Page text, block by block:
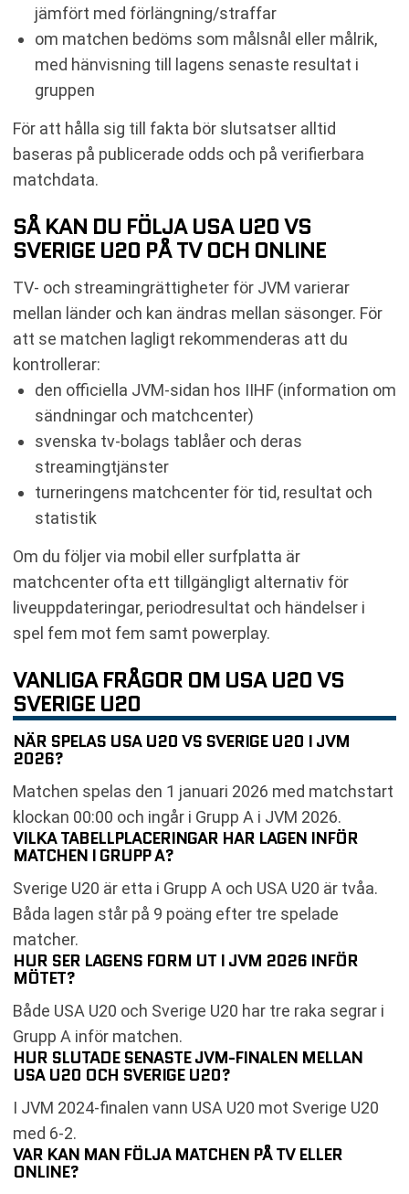
jämfört med förlängning/straffar
om matchen bedöms som målsnål eller målrik,
med hänvisning till lagens senaste resultat i
gruppen
För att hålla sig till fakta bör slutsatser alltid
baseras på publicerade odds och på verifierbara
matchdata.
SÅ KAN DU FÖLJA USA U20 VS
SVERIGE U20 PÅ TV OCH ONLINE
TV- och streamingrättigheter för JVM varierar
mellan länder och kan ändras mellan säsonger. För
att se matchen lagligt rekommenderas att du
kontrollerar:
den officiella JVM-sidan hos IIHF (information om
sändningar och matchcenter)
svenska tv-bolags tablåer och deras
streamingtjänster
turneringens matchcenter för tid, resultat och
statistik
Om du följer via mobil eller surfplatta är
matchcenter ofta ett tillgängligt alternativ för
liveuppdateringar, periodresultat och händelser i
spel fem mot fem samt powerplay.
VANLIGA FRÅGOR OM USA U20 VS
SVERIGE U20
NÄR SPELAS USA U20 VS SVERIGE U20 I JVM
2026?
Matchen spelas den 1 januari 2026 med matchstart
klockan 00:00 och ingår i Grupp A i JVM 2026.
VILKA TABELLPLACERINGAR HAR LAGEN INFÖR
MATCHEN I GRUPP A?
Sverige U20 är etta i Grupp A och USA U20 är tvåa.
Båda lagen står på 9 poäng efter tre spelade
matcher.
HUR SER LAGENS FORM UT I JVM 2026 INFÖR
MÖTET?
Både USA U20 och Sverige U20 har tre raka segrar i
Grupp A inför matchen.
HUR SLUTADE SENASTE JVM-FINALEN MELLAN
USA U20 OCH SVERIGE U20?
I JVM 2024-finalen vann USA U20 mot Sverige U20
med 6-2.
VAR KAN MAN FÖLJA MATCHEN PÅ TV ELLER
ONLINE?